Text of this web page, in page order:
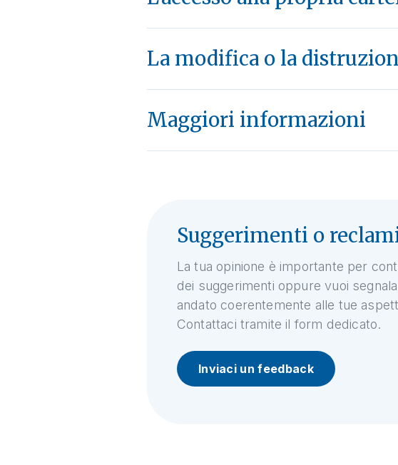
La modifica o la
Maggiori informazioni
Suggerimenti o
La tua opinione è importante per
dei suggerimenti oppure vuoi
andato coerentemente alle tue
Contattaci tramite il form dedicato.
Inviaci un feedback